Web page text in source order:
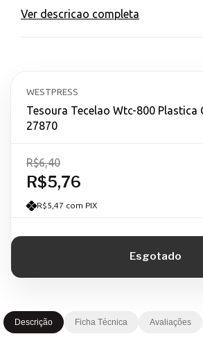
Ver descricao completa
WESTPRESS
Tesoura Tecelao Wtc-800 Plastica
27870
R$5,76
R$6,40
R$5,47 com PIX
Descrição Ficha Técnica Avaliações